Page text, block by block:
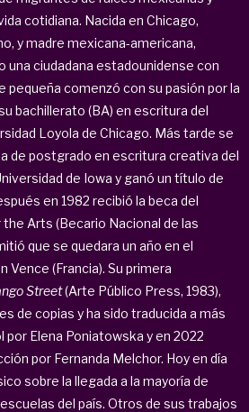
cotidiana. Nacida en Chicago,
y madre mexicana-americana,
una ciudadana estadounidense con
pequeña comenzó con su pasión por la
bachillerato (BA) en escritura del
Loyola de Chicago. Más tarde se
de postgrado en escritura creativa del
de Iowa y ganó un título de
en 1982 recibió la beca del
Arts (Becario Nacional de las
que se quedara un año en el
Vence (Francia). Su primera
Street(Arte Público Press, 1983),
de copias y ha sido traducida a más
por Elena Poniatowska y en 2022
por Fernanda Melchor. Hoy en día
sobre la llegada a la mayoría de
del país. Otros de sus trabajos